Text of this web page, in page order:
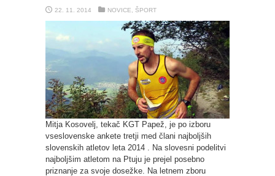
22. 11. 2014 NOVICE ŠPORT
Mitja Kosovelj, tekač KGT Papež, je po izboru
vseslovenske ankete tretji med člani najboljših
slovenskih atletov leta 2014 . Na slovesni podelitvi
najboljšim atletom na Ptuju je prejel posebno
priznanje za svoje dosežke. Na letnem zboru